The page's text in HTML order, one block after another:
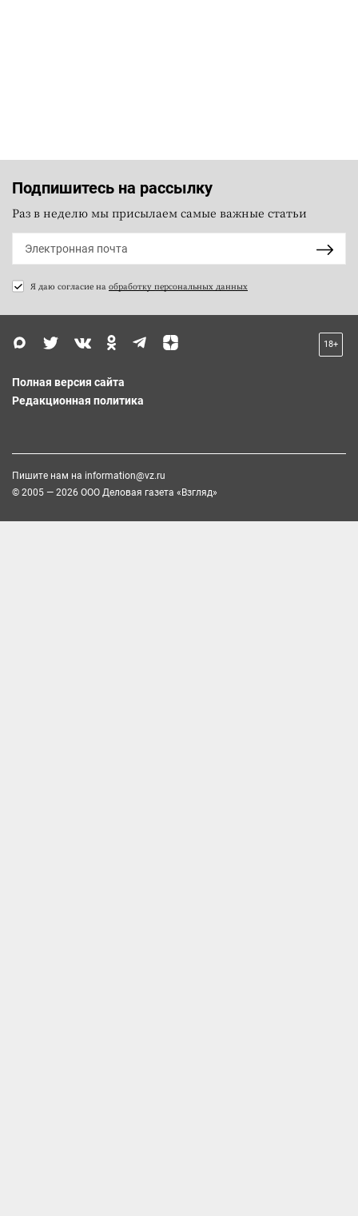
Подпишитесь на рассылку
Раз в неделю мы присылаем самые важные статьи
Я даю согласие на обработку персональных данных
18+
Полная версия сайта
Редакционная политика
Пишите нам на information@vz.ru
© 2005 — 2026 ООО Деловая газета «Взгляд»